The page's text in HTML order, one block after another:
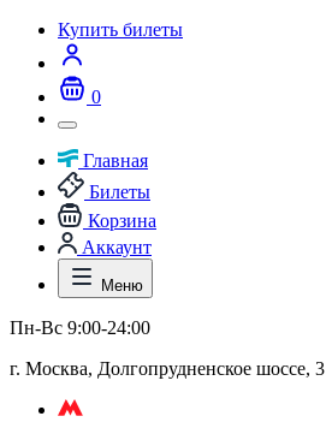
Купить билеты
0
Главная
Билеты
Корзина
Аккаунт
Меню
Пн-Вс 9:00-24:00
г. Москва, Долгопрудненское шоссе, 3